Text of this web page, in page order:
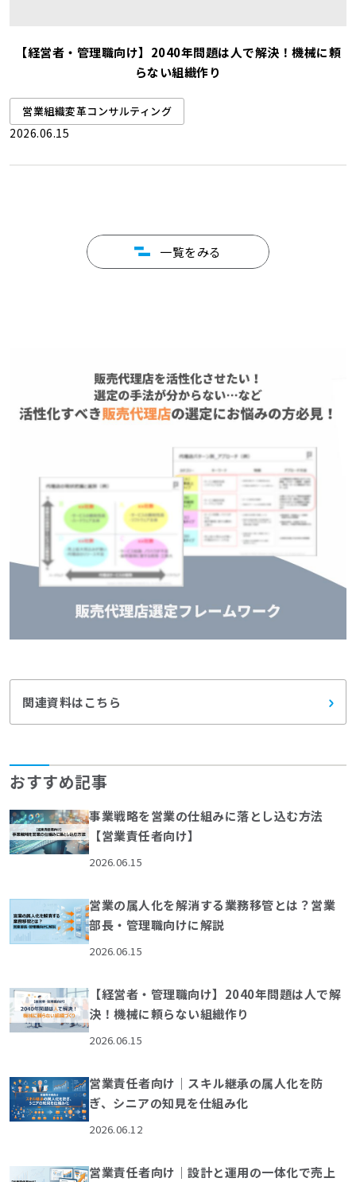
【経営者・管理職向け】2040年問題は人で解決！機械に頼
らない組織作り
営業組織変革コンサルティング
2026.06.15
一覧をみる
関連資料はこちら
おすすめ記事
事業戦略を営業の仕組みに落とし込む方法
【営業責任者向け】
2026.06.15
営業の属人化を解消する業務移管とは？営業
部長・管理職向けに解説
2026.06.15
【経営者・管理職向け】2040年問題は人で解
決！機械に頼らない組織作り
2026.06.15
営業責任者向け｜スキル継承の属人化を防
ぎ、シニアの知見を仕組み化
2026.06.12
営業責任者向け｜設計と運用の一体化で売上